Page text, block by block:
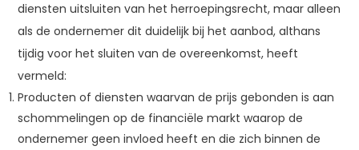
diensten uitsluiten van het herroepingsrecht, maar alleen
als de ondernemer dit duidelijk bij het aanbod, althans
tijdig voor het sluiten van de overeenkomst, heeft
vermeld:
Producten of diensten waarvan de prijs gebonden is aan
schommelingen op de financiële markt waarop de
ondernemer geen invloed heeft en die zich binnen de